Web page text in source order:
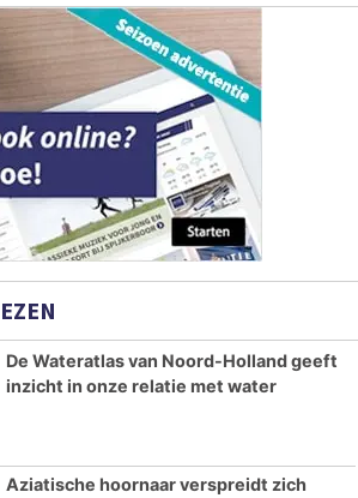
De Wateratlas van Noord-Holland geeft
inzicht in onze relatie met water
Aziatische hoornaar verspreidt zich